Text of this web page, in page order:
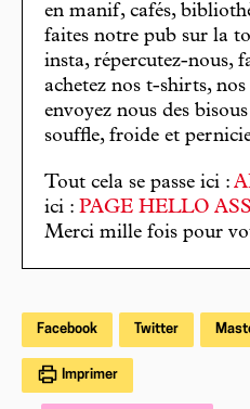
en manif, cafés,
faites notre pub sur la
insta, répercutez-nous,
achetez nos t-shirts,
envoyez nous des
souffle, froide et
Tout cela se passe ici :
ici : PAGE HELLO
Merci mille fois pour
Facebook Twitter
Imprimer